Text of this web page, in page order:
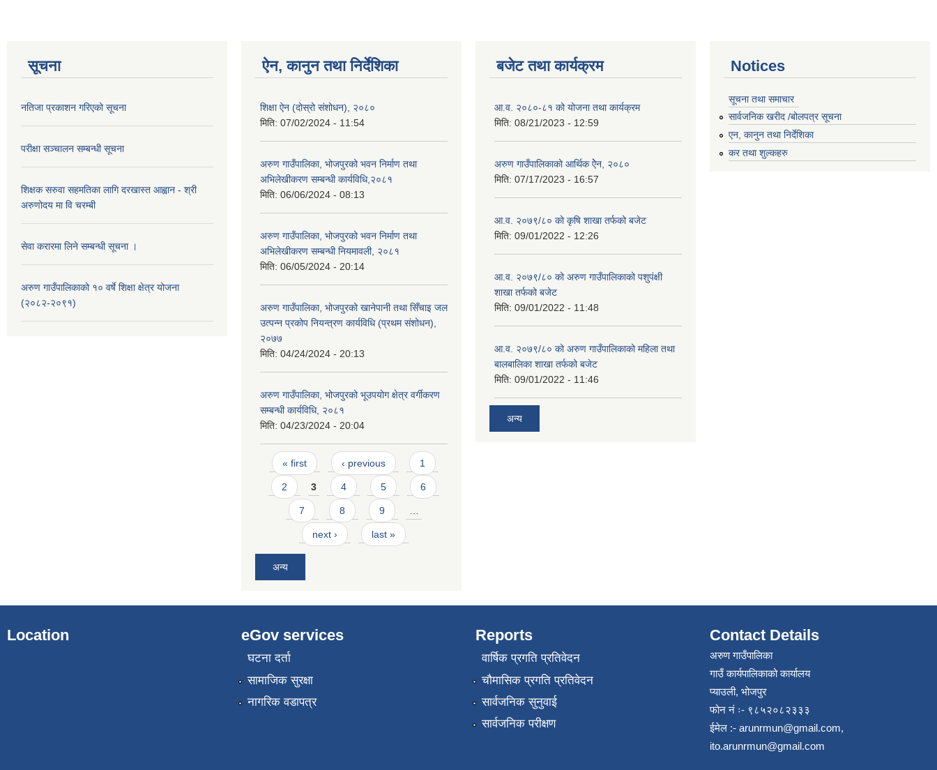
सूचना
नतिजा प्रकाशन गरिएको सूचना
परीक्षा सञ्चालन सम्बन्धी सूचना
शिक्षक सरुवा सहमतिका लागि दरखास्त आह्वान - श्री
अरुणोदय मा वि चरम्बी
सेवा करारमा लिने सम्बन्धी सूचना ।
अरुण गाउँपालिकाको १० वर्षे शिक्षा क्षेत्र योजना
(२०८२-२०९१)
ऐन, कानुन तथा निर्देशिका
शिक्षा ऐन (दोस्रो संशोधन), २०८०
मिति: 07/02/2024 - 11:54
अरुण गाउँपालिका, भोजपुरको भवन निर्माण तथा
अभिलेखीकरण सम्बन्धी कार्यविधि,२०८१
मिति: 06/06/2024 - 08:13
अरुण गाउँपालिका, भोजपुरको भवन निर्माण तथा
अभिलेखीकरण सम्बन्धी नियमावली, २०८१
मिति: 06/05/2024 - 20:14
अरुण गाउँपालिका, भोजपुरको खानेपानी तथा सिँचाइ जल
उत्पन्न प्रकोप नियन्त्रण कार्यविधि (प्रथम संशोधन),
२०७७
मिति: 04/24/2024 - 20:13
अरुण गाउँपालिका, भोजपुरको भूउपयोग क्षेत्र वर्गीकरण
सम्बन्धी कार्यविधि, २०८१
मिति: 04/23/2024 - 20:04
Pages
« first ‹ previous 1
2 3 4 5 6
7 8 9 …
next › last »
अन्य
बजेट तथा कार्यक्रम
आ.व. २०८०-८१ को योजना तथा कार्यक्रम
मिति: 08/21/2023 - 12:59
अरुण गाउँपालिकाको आर्थिक ऐेन, २०८०
मिति: 07/17/2023 - 16:57
आ.व. २०७९/८० को कृषि शाखा तर्फको बजेट
मिति: 09/01/2022 - 12:26
आ.व. २०७९/८० को अरुण गाउँपालिकाको पशुपंक्षी
शाखा तर्फको बजेट
मिति: 09/01/2022 - 11:48
आ.व. २०७९/८० को अरुण गाउँपालिकाको महिला तथा
बालबालिका शाखा तर्फको बजेट
मिति: 09/01/2022 - 11:46
अन्य
Notices
सूचना तथा समाचार
सार्वजनिक खरीद /बोलपत्र सूचना
एन, कानुन तथा निर्देशिका
कर तथा शुल्कहरु
Location eGov services
घटना दर्ता
सामाजिक सुरक्षा
नागरिक वडापत्र
Reports
वार्षिक प्रगति प्रतिवेदन
चौमासिक प्रगति प्रतिवेदन
सार्वजनिक सुनुवाई
सार्वजनिक परीक्षण
Contact Details
अरुण गाउँपालिका
गाउँ कार्यपालिकाको कार्यालय
प्याउली, भोजपुर
फोन नं ः- ९८५२०८२३३३
ईमेल :- arunrmun@gmail.com,
ito.arunrmun@gmail.com